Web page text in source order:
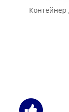
Контейнер